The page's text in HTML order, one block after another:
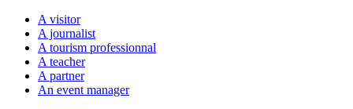
A visitor
A journalist
A tourism professionnal
A teacher
A partner
An event manager